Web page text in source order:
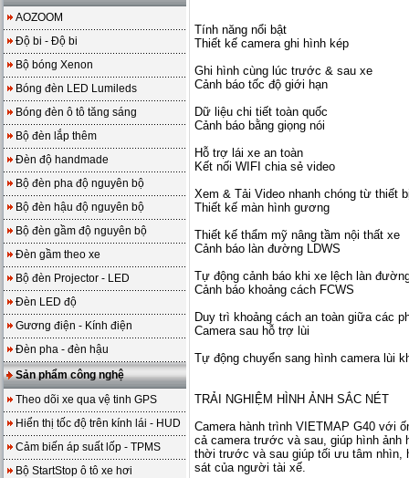
AOZOOM
Độ bi - Độ bi
Bộ bóng Xenon
Bóng đèn LED Lumileds
Bóng đèn ô tô tăng sáng
Bộ đèn lắp thêm
Đèn độ handmade
Bộ đèn pha độ nguyên bộ
Bộ đèn hậu độ nguyên bộ
Bộ đèn gầm độ nguyên bộ
Đèn gầm theo xe
Bộ đèn Projector - LED
Đèn LED độ
Gương điện - Kính điện
Đèn pha - đèn hậu
Sản phẩm công nghệ
Theo dõi xe qua vệ tinh GPS
Hiển thị tốc độ trên kính lái - HUD
Cảm biến áp suất lốp - TPMS
Bộ StartStop ô tô xe hơi
Tính năng nổi bật
Thiết kế camera ghi hình kép
Ghi hình cùng lúc trước & sau xe
Cảnh báo tốc độ giới hạn
Dữ liệu chi tiết toàn quốc
Cảnh báo bằng giọng nói
Hỗ trợ lái xe an toàn
Kết nối WIFI chia sẻ video
Xem & Tải Video nhanh chóng từ thiết
Thiết kế màn hình gương
Thiết kế thẩm mỹ nâng tầm nội thất xe
Cảnh báo làn đường LDWS
Tự động cảnh báo khi xe lệch làn
Cảnh báo khoảng cách FCWS
Duy trì khoảng cách an toàn giữa các
Camera sau hỗ trợ lùi
Tự động chuyển sang hình camera lùi
TRẢI NGHIỆM HÌNH ẢNH SẮC NÉT
Camera hành trình VIETMAP G40 với
cả camera trước và sau, giúp hình ảnh
thời trước và sau giúp tối ưu tâm nhìn,
sát của người tài xế.